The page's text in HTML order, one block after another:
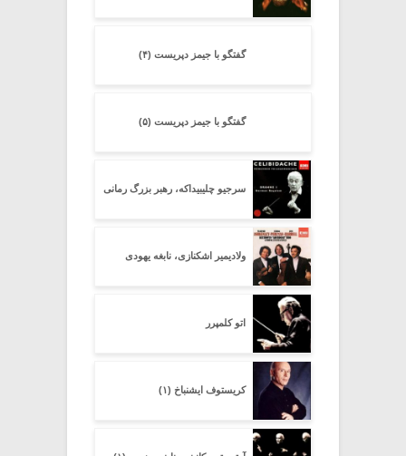
گفتگو با جیمز دپریست (۴)
گفتگو با جیمز دپریست (۵)
سرجیو چلیبیداکه، رهبر بزرگ رمانی
ولادیمیر اشکنازی، نابغه یهودی
اتو کلمپرر
کریستوف ایشنباخ (۱)